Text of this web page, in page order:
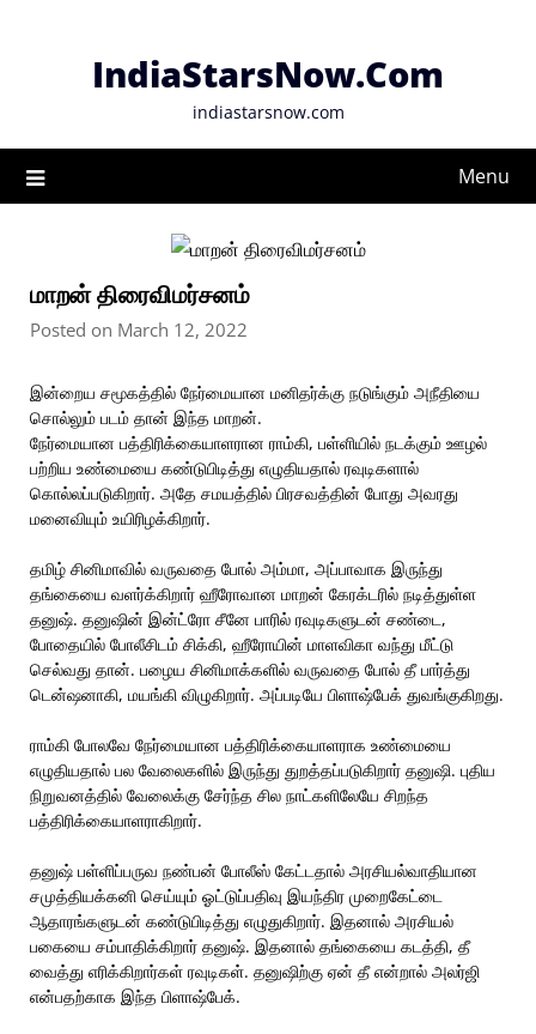
IndiaStarsNow.Com
indiastarsnow.com
Menu
மாறன் திரைவிமர்சனம்
Posted on March 12, 2022
இன்றைய சமூகத்தில் நேர்மையான மனிதர்க்கு நடுங்கும் அநீதியை
சொல்லும் படம் தான் இந்த மாறன்.
நேர்மையான பத்திரிக்கையாளரான ராம்கி, பள்ளியில் நடக்கும் ஊழல்
பற்றிய உண்மையை கண்டுபிடித்து எழுதியதால் ரவுடிகளால்
கொல்லப்படுகிறார். அதே சமயத்தில் பிரசவத்தின் போது அவரது
மனைவியும் உயிரிழக்கிறார்.
தமிழ் சினிமாவில் வருவதை போல் அம்மா, அப்பாவாக இருந்து
தங்கையை வளர்க்கிறார் ஹீரோவான மாறன் கேரக்டரில் நடித்துள்ள
தனுஷ். தனுஷின் இன்ட்ரோ சீனே பாரில் ரவுடிகளுடன் சண்டை,
போதையில் போலீசிடம் சிக்கி, ஹீரோயின் மாளவிகா வந்து மீட்டு
செல்வது தான். பழைய சினிமாக்களில் வருவதை போல் தீ பார்த்து
டென்ஷனாகி, மயங்கி விழுகிறார். அப்படியே பிளாஷ்பேக் துவங்குகிறது.
ராம்கி போலவே நேர்மையான பத்திரிக்கையாளராக உண்மையை
எழுதியதால் பல வேலைகளில் இருந்து துறத்தப்படுகிறார் தனுஷி. புதிய
நிறுவனத்தில் வேலைக்கு சேர்ந்த சில நாட்களிலேயே சிறந்த
பத்திரிக்கையாளராகிறார்.
தனுஷ் பள்ளிப்பருவ நண்பன் போலீஸ் கேட்டதால் அரசியல்வாதியான
சமுத்தியக்கனி செய்யும் ஓட்டுப்பதிவு இயந்திர முறைகேட்டை
ஆதாரங்களுடன் கண்டுபிடித்து எழுதுகிறார். இதனால் அரசியல்
பகையை சம்பாதிக்கிறார் தனுஷ். இதனால் தங்கையை கடத்தி, தீ
வைத்து எரிக்கிறார்கள் ரவுடிகள். தனுஷிற்கு ஏன் தீ என்றால் அலர்ஜி
என்பதற்காக இந்த பிளாஷ்பேக்.